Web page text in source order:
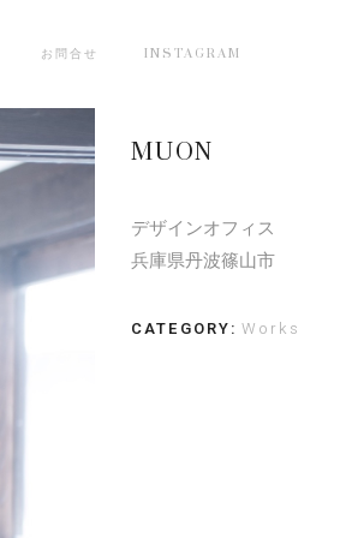
お問合せ INSTAGRAM
MUON
デザインオフィス
兵庫県丹波篠山市
CATEGORY: Works